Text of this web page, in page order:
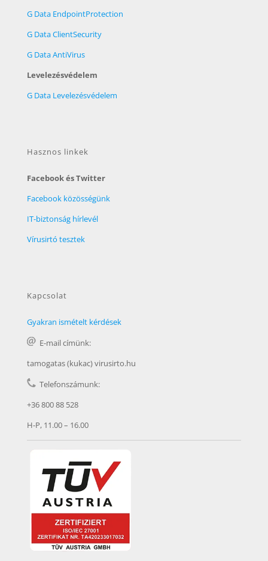
G Data EndpointProtection
G Data ClientSecurity
G Data AntiVirus
Levelezésvédelem
G Data Levelezésvédelem
Hasznos linkek
Facebook és Twitter
Facebook közösségünk
IT-biztonság hírlevél
Vírusirtó tesztek
Kapcsolat
Gyakran ismételt kérdések
E-mail címünk:
tamogatas (kukac) virusirto.hu
Telefonszámunk:
+36 800 88 528
H-P, 11.00 – 16.00